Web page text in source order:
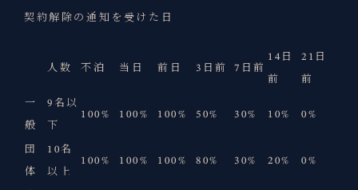
契約解除の通知を受けた日
人数 不泊 当日 前日 3日前 7日前
14日
前
21日
前
一
般
9名以
下
100% 100% 100% 50% 30% 10% 0%
団
体
10名
以上
100% 100% 100% 80% 30% 20% 0%